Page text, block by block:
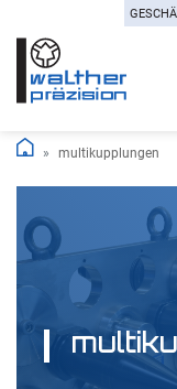
multikupplungen